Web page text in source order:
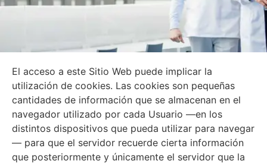
El acceso a este Sitio Web puede implicar la
utilización de cookies. Las cookies son pequeñas
cantidades de información que se almacenan en el
navegador utilizado por cada Usuario —en los
distintos dispositivos que pueda utilizar para navegar
— para que el servidor recuerde cierta información
que posteriormente y únicamente el servidor que la